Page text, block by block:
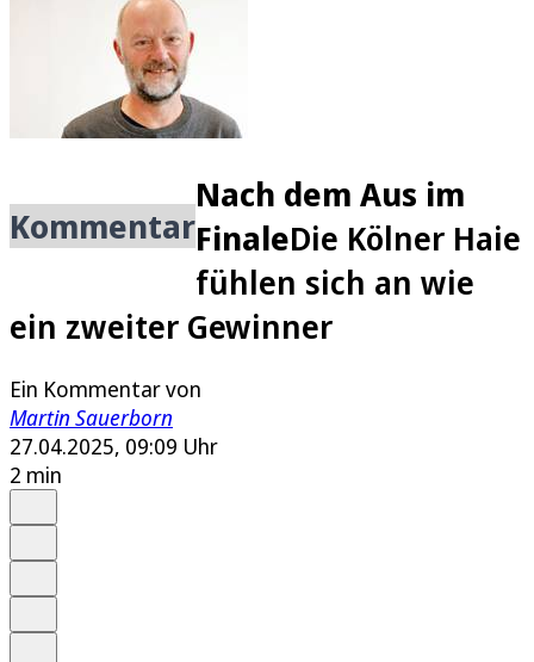
Kommentar
Nach dem Aus im
FinaleDie Kölner Haie
fühlen sich an wie
ein zweiter Gewinner
Ein Kommentar von
Martin Sauerborn
27.04.2025, 09:09 Uhr
2 min